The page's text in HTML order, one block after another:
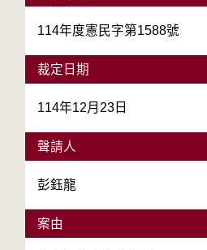
114年度憲民字第1588號
裁定日期
114年12月23日
聲請人
彭鈺龍
案由